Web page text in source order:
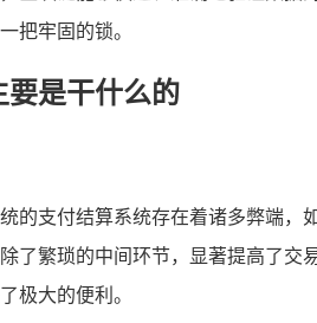
把牢固的锁。
要是干什么的
的支付结算系统存在着诸多弊端，
了繁琐的中间环节，显著提高了
极大的便利。